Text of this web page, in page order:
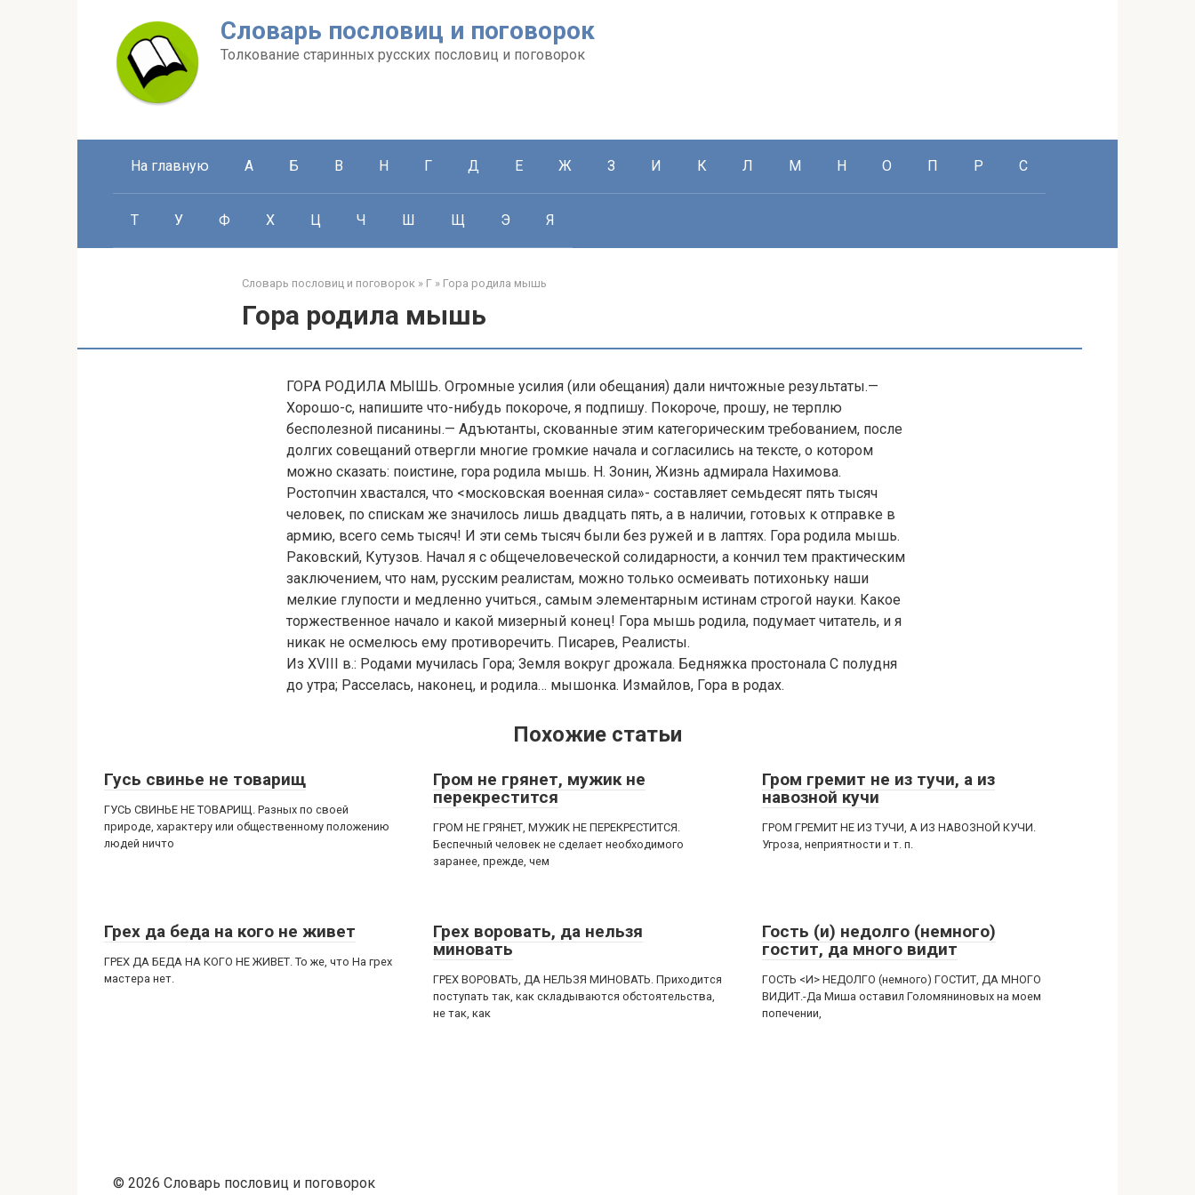
Словарь пословиц и поговорок
Толкование старинных русских пословиц и поговорок
На главную А Б В Н Г Д Е Ж З И К Л М Н О П Р С
Т У Ф Х Ц Ч Ш Щ Э Я
Словарь пословиц и поговорок » Г » Гора родила мышь
Гора родила мышь
ГОРА РОДИЛА МЫШЬ. Огромные усилия (или обещания) дали ничтожные результаты.—
Хорошо-с, напишите что-нибудь покороче, я подпишу. Покороче, прошу, не терплю
бесполезной писанины.— Адъютанты, скованные этим категорическим требованием, после
долгих совещаний отвергли многие громкие начала и согласились на тексте, о котором
можно сказать: поистине, гора родила мышь. Н. Зонин, Жизнь адмирала Нахимова.
Ростопчин хвастался, что <московская военная сила»- составляет семьдесят пять тысяч
человек, по спискам же значилось лишь двадцать пять, а в наличии, готовых к отправке в
армию, всего семь тысяч! И эти семь тысяч были без ружей и в лаптях. Гора родила мышь.
Раковский, Кутузов. Начал я с общечеловеческой солидарности, а кончил тем практическим
заключением, что нам, русским реалистам, можно только осмеивать потихоньку наши
мелкие глупости и медленно учиться., самым элементарным истинам строгой науки. Какое
торжественное начало и какой мизерный конец! Гора мышь родила, подумает читатель, и я
никак не осмелюсь ему противоречить. Писарев, Реалисты.
Из XVIII в.: Родами мучилась Гора; Земля вокруг дрожала. Бедняжка простонала С полудня
до утра; Расселась, наконец, и родила… мышонка. Измайлов, Гора в родах.
Похожие статьи
Гусь свинье не товарищ
ГУСЬ СВИНЬЕ НЕ ТОВАРИЩ. Разных по своей
природе, характеру или общественному положению
людей ничто
Гром не грянет, мужик не
перекрестится
ГРОМ НЕ ГРЯНЕТ, МУЖИК НЕ ПЕРЕКРЕСТИТСЯ.
Беспечный человек не сделает необходимого
заранее, прежде, чем
Гром гремит не из тучи, а из
навозной кучи
ГРОМ ГРЕМИТ НЕ ИЗ ТУЧИ, А ИЗ НАВОЗНОЙ КУЧИ.
Угроза, неприятности и т. п.
Грех да беда на кого не живет
ГРЕХ ДА БЕДА НА КОГО НЕ ЖИВЕТ. То же, что На грех
мастера нет.
Грех воровать, да нельзя
миновать
ГРЕХ ВОРОВАТЬ, ДА НЕЛЬЗЯ МИНОВАТЬ. Приходится
поступать так, как складываются обстоятельства,
не так, как
Гость (и) недолго (немного)
гостит, да много видит
ГОСТЬ <И> НЕДОЛГО (немного) ГОСТИТ, ДА МНОГО
ВИДИТ.-Да Миша оставил Голомяниновых на моем
попечении,
© 2026 Словарь пословиц и поговорок